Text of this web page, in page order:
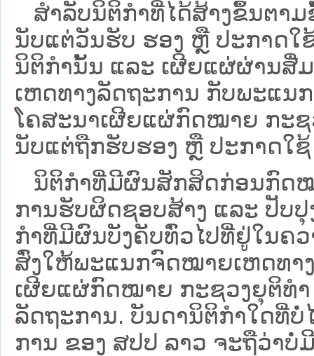
ສໍາລັບນິຕິກໍາທີ່ໄດ້ສ້າງຂຶ້ນຕາ
ນັບແຕ່ວັນຮັບ ຮອງ ຫຼື ປະກາດໃ
ນິຕິກໍານັ້ນ ແລະ ເຜີຍແຜ່ຜ່ານສື່
ເຫດທາງລັດຖະການ ກັບ​ພະແນ
ໂຄສະນາເຜີຍແຜ່ກົດໝາຍ ກະ
ນັບແຕ່ຖືກຮັບຮອງ ຫຼື ປະກາດໃຊ້
ນິ​ຕິ​ກຳ​ທີ່​ມີ​ຜົນ​ສັກ​ສິດ​ກ່ອນ​ກົດ​ໝ
ການ​ຮັບ​ຜິດ​ຊອບ​ສ້າງ ແລະ ປັບ​
ກໍາທີ່ມີຜົນບັງຄັບທົ່ວໄປທີ່ຢູ່ໃນຄ
ສົ່ງໃຫ້​ພະແນກຈົດ​ໝາຍ​ເຫດ​ທາ
ເຜີຍແຜ່ກົດໝາຍ ກະຊວງຍຸຕິທໍ
ລັດຖະການ. ບັນ​ດາ​ນິ​ຕິ​ກຳ​ໃດ​ທີ່
ການ ຂອງ ສປ​ປ ລາວ ​ຈະຖື​ວ່າ